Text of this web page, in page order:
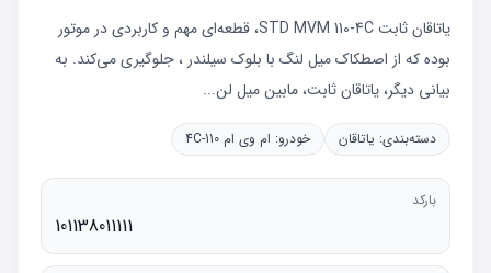
یاتاقان ثابت STD MVM 110-4C، قطعه‌ای مهم و کاربردی در موتور
بوده که از اصطکاک میل لنگ با بلوک سیلندر ، جلوگیری می‌کند. به
بیانی دیگر، یاتاقان ثابت، مابین میل لن...
دسته‌بندی: یاتاقان خودرو: ام وی ام 110-4C
بارکد
101138011111